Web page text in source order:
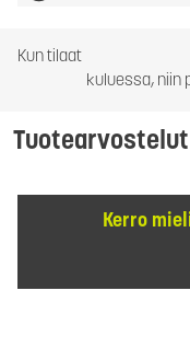
Kun tilaat
kuluessa, niin
Tuotearvostelut
Kerro